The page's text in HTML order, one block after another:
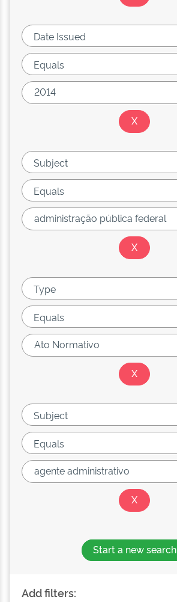
Start a new search
Add filters: